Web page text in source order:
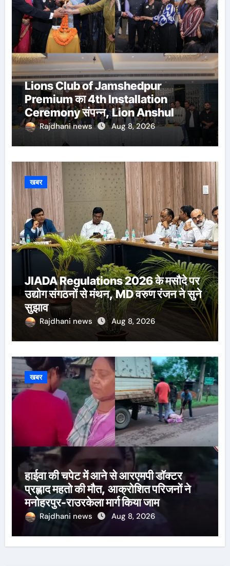
Lions Club of Jamshedpur
Premium का 4th Installation
Ceremony संपन्न, Lion Anshul
Ringasia ने संभाला अध्यक्ष पद
Rajdhani news Aug 8, 2026
खबर
JIADA Regulations 2026 के मसौदे पर
उद्योग संगठनों से मंथन, MD वरुण रंजन ने सुने
सुझाव
Rajdhani news Aug 8, 2026
खबर
हाईवा की चपेट में आने से आरएमपी डॉक्टर
प्रह्लाद महतो की मौत, आक्रोशित परिजनों ने
मनोहरपुर-राउरकेला मार्ग किया जाम
Rajdhani news Aug 8, 2026